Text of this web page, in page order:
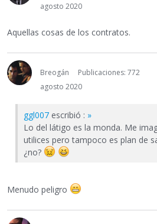
agosto 2020
Aquellas cosas de los contratos.
Breogán
Publicaciones: 772
agosto 2020
ggl007 escribió : »
Lo del látigo es la monda. Me
utilices pero tampoco es plan de
¿no?
Menudo peligro